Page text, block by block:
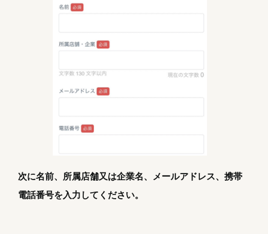
次に名前、所属店舗又は企業名、メールアドレス、携帯
電話番号を入力してください。